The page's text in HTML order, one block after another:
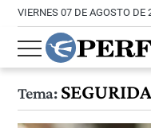
VIERNES 07 DE AGOSTO DE
Tema: